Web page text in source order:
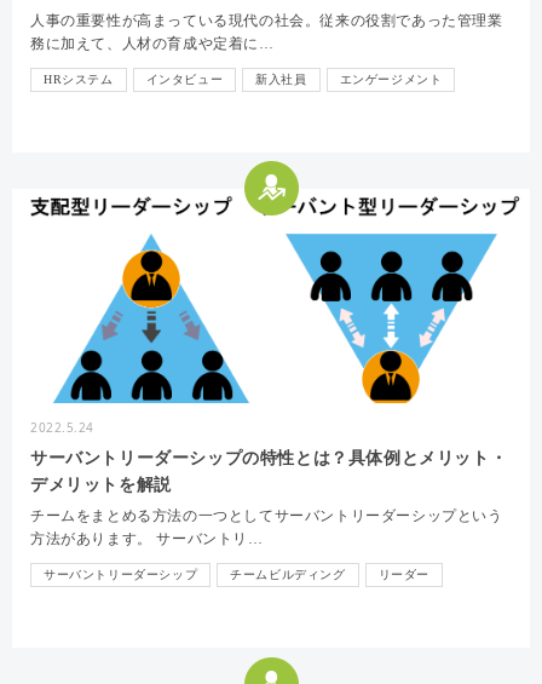
人事の重要性が高まっている現代の社会。従来の役割であった管理業
務に加えて、人材の育成や定着に…
HRシステム インタビュー 新入社員 エンゲージメント
2022.5.24
サーバントリーダーシップの特性とは？具体例とメリット・
デメリットを解説
チームをまとめる方法の一つとしてサーバントリーダーシップという
方法があります。 サーバントリ…
サーバントリーダーシップ チームビルディング リーダー